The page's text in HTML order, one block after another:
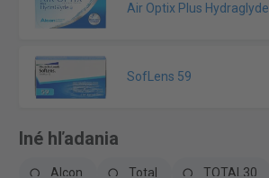
Air Optix Plus Hydraglyde
SofLens 59
Iné hľadania
Alcon Total
TOTAL30